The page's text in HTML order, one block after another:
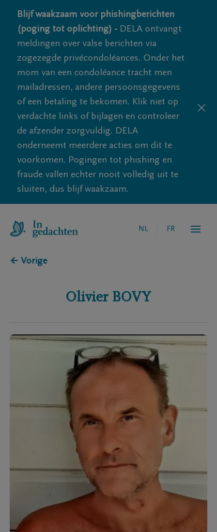
Blijf waakzaam voor phishingberichten
(poging tot oplichting) - DELA ontvangt
meldingen over valse berichten via
zogezegde privécondoléances. Onder het
mom van een condoléance tracht men
mailadressen, andere persoonsgegevens
of een betaling te bekomen. Klik niet op
verdachte links of bijlagen en controleer
de afzender zorgvuldig. DELA
onderneemt meerdere acties om dit te
voorkomen. Pogingen tot phishing en
fraude vallen echter nooit volledig uit te
sluiten, dus blijf waakzaam.
NL FR
← Vorige
Olivier BOVY